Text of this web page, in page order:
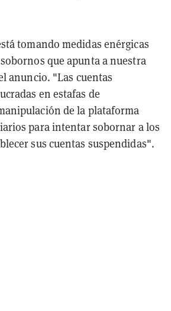
tomando medidas enérgicas
que apunta a nuestra
anuncio. "Las cuentas
en estafas de
de la plataforma
para intentar sobornar a los
sus cuentas suspendidas".